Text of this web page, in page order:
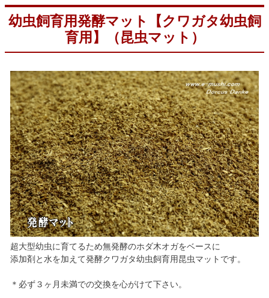
幼虫飼育用発酵マット【クワガタ幼虫飼
育用】（昆虫マット）
超大型幼虫に育てるため無発酵のホダ木オガをベースに
添加剤と水を加えて発酵クワガタ幼虫飼育用昆虫マットです。
＊必ず３ヶ月未満での交換を心がけて下さい。